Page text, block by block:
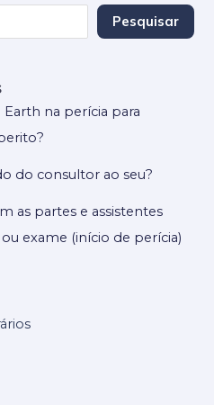
Pesquisar
na perícia para
do consultor ao seu?
as partes e assistentes
exame (início de perícia)